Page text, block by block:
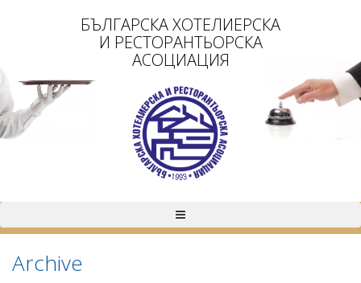
БЪЛГАРСКА ХОТЕЛИЕРСКА
И РЕСТОРАНТЬОРСКА
АСОЦИАЦИЯ
Archive